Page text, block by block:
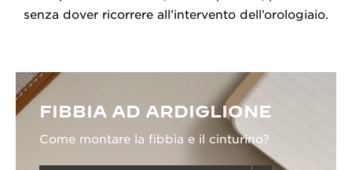
senza dover ricorrere all’intervento dell’orologiaio.
FIBBIA AD ARDIGLIONE
Come montare la fibbia e il cinturino?